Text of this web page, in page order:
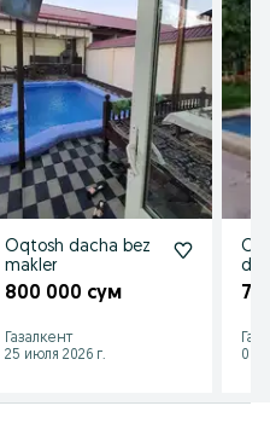
Oqtosh dacha bez
makler
800 000 сум
Газалкент
25 июля 2026 г.
09